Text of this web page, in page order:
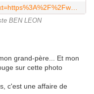
BEN LEON
grand-père... Et mon
sur cette photo
c'est une affaire de